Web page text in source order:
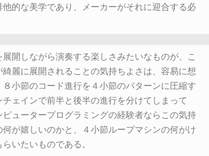
的な美学であり、メーカーがそれに迎合する必
開しながら演奏する楽しさみたいなものが、こ
麗に展開されることの気持ちよさは、容易に想
小節のコード進行を４小節のパターンに圧縮す
ェインで前半と後半の進行を分けてしまって
ュータープログラミングの経験者ならこの気持
が嬉しいのかと、４小節ループマシンの何がけ
いたいものである。